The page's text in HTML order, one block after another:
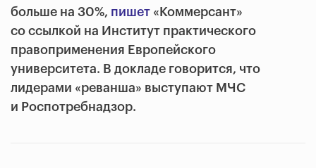
больше на 30%, пишет «Коммерсант»
со ссылкой на Институт практического
правоприменения Европейского
университета. В докладе говорится, что
лидерами «реванша» выступают МЧС
и Роспотребнадзор.